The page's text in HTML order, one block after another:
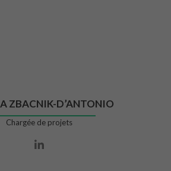
ZBACNIK-D’ANTONIO
Chargée de projets
Lien Linkedin